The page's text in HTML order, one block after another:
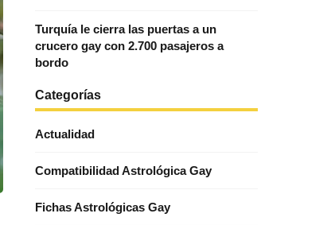
Turquía le cierra las puertas a un
crucero gay con 2.700 pasajeros a
bordo
Categorías
Actualidad
Compatibilidad Astrológica Gay
Fichas Astrológicas Gay